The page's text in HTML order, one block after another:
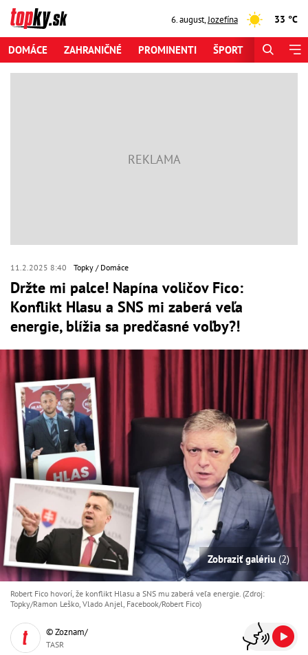
6. august,Jozefína 33 °C
DOMÁCE ZAHRANIČNÉ PROMINENTI ŠPORT
11.2.2025 8:40 Topky Domáce
Držte mi palce! Napína voličov Fico:
Konflikt Hlasu a SNS mi zaberá veľa
energie, blížia sa predčasné voľby?!
Zobraziť galériu (2)
Robert Fico hovorí, že konflikt Hlasu a SNS mu zaberá veľa energie. (Zdroj:
Topky/Ramon Leško, Vlado Anjel, Facebook/Robert Fico)
© Zoznam/
TASR